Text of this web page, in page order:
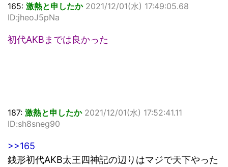
165: 激熱と申したか 2021/12/01(水) 17:49:05.68
ID:jheoJ5pNa
初代AKBまでは良かった
187: 激熱と申したか 2021/12/01(水) 17:52:41.11
ID:sh8sneg90
>>165
銭形初代AKB太王四神記の辺りはマジで天下やった